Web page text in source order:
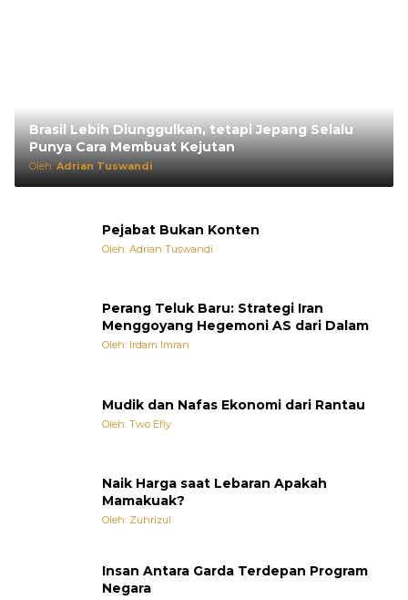
Brasil Lebih Diunggulkan, tetapi Jepang Selalu
Punya Cara Membuat Kejutan
Oleh: Adrian Tuswandi
Pejabat Bukan Konten
Oleh: Adrian Tuswandi
Perang Teluk Baru: Strategi Iran
Menggoyang Hegemoni AS dari Dalam
Oleh: Irdam Imran
Mudik dan Nafas Ekonomi dari Rantau
Oleh: Two Efly
Naik Harga saat Lebaran Apakah
Mamakuak?
Oleh: Zuhrizul
Insan Antara Garda Terdepan Program
Negara